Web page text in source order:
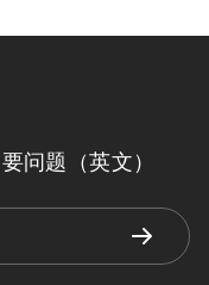
问题（英文）